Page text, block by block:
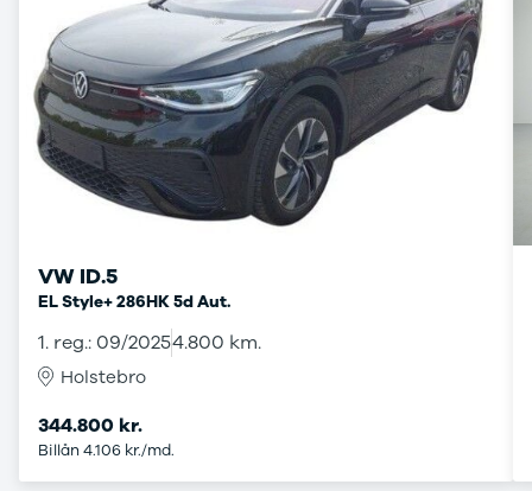
C200
C220 d
C250
C300 e
C350 e
C43
C63
CLA200
CLA220 d
E220
E300 de
GLA250 e
VW ID.5
EL Style+ 286HK 5d Aut.
1. reg.: 09/20254.800 km.
Holstebro
344.800 kr.
Billån 4.106 kr./md.